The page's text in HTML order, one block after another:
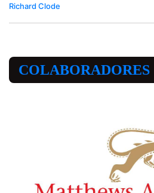
Richard Clode
COLABORADORES